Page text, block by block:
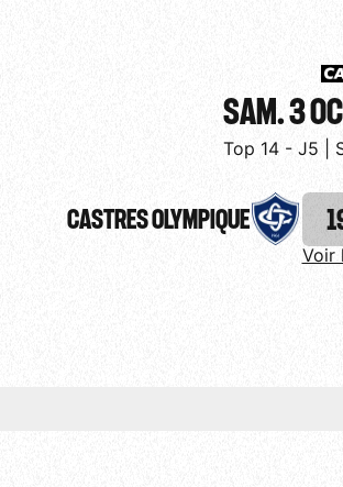
SAM. 3
Top 14 - J5 |
CASTRES OLYMPIQUE
Voir